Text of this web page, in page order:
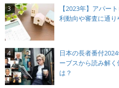
3
【2023年】アパー
利動向や審査に通
4
日本の長者番付
ーブスから読み解
は？